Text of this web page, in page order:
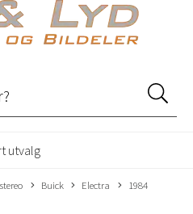
utvalg
Buick Electra 1984